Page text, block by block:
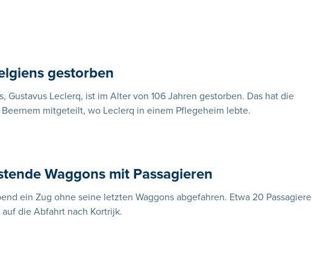
gestorben
Gustavus Leclerq, ist im Alter von 106 Jahren gestorben. Das hat die
mitgeteilt, wo Leclerq in einem Pflegeheim lebte.
Waggons mit Passagieren
ein Zug ohne seine letzten Waggons abgefahren. Etwa 20 Passagiere
die Abfahrt nach Kortrijk.